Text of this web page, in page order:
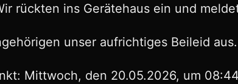
rückten ins Gerätehaus ein und
unser aufrichtiges Beileid aus.
Mittwoch, den 20.05.2026, um